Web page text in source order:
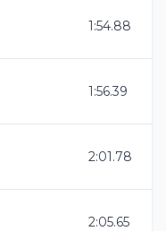
1:54.88
1:56.39
2:01.78
2:05.65